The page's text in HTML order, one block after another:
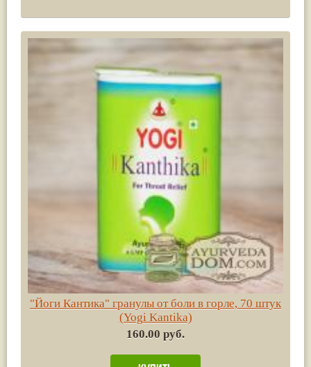
"Йоги Кантика" гранулы от боли в горле, 70 штук
(Yogi Kantika)
160.00 руб.